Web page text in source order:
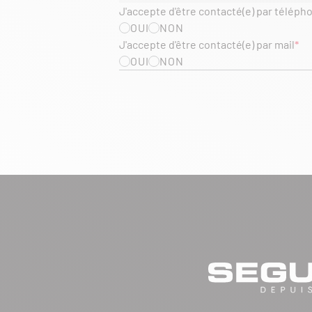
J'accepte d'être contacté(e) par
OUI
NON
J'accepte d'être contacté(e) par mail
OUI
NON